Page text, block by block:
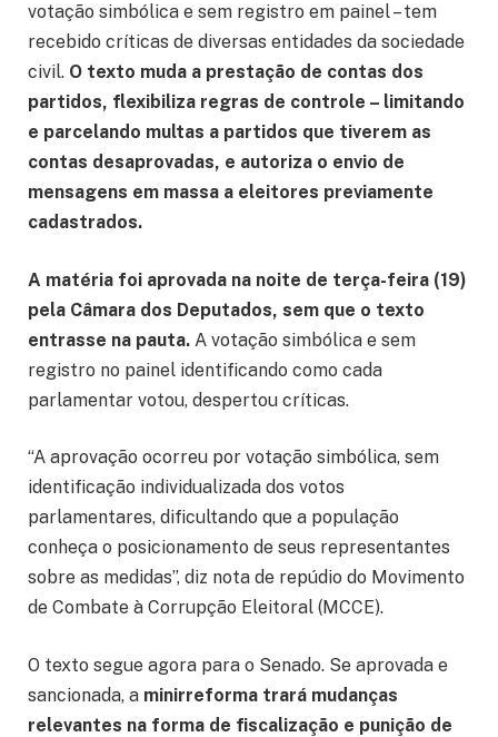
votação simbólica e sem registro em painel – tem
recebido críticas de diversas entidades da sociedade
civil. O texto muda a prestação de contas dos
partidos, flexibiliza regras de controle – limitando
e parcelando multas a partidos que tiverem as
contas desaprovadas, e autoriza o envio de
mensagens em massa a eleitores previamente
cadastrados.
A matéria foi aprovada na noite de terça-feira (19)
pela Câmara dos Deputados, sem que o texto
entrasse na pauta. A votação simbólica e sem
registro no painel identificando como cada
parlamentar votou, despertou críticas.
“A aprovação ocorreu por votação simbólica, sem
identificação individualizada dos votos
parlamentares, dificultando que a população
conheça o posicionamento de seus representantes
sobre as medidas”, diz nota de repúdio do Movimento
de Combate à Corrupção Eleitoral (MCCE).
O texto segue agora para o Senado. Se aprovada e
sancionada, a minirreforma trará mudanças
relevantes na forma de fiscalização e punição de